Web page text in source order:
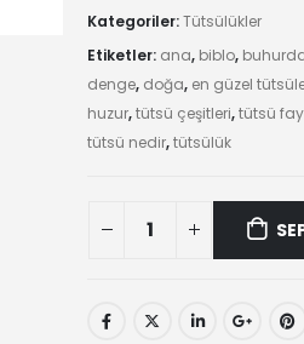
Kategoriler:Tütsülükler
Etiketler: ana, biblo,
denge, doğa, en güzel
huzur,tütsü çeşitleri,tütsü
tütsü nedir,tütsülük
Tütsülük